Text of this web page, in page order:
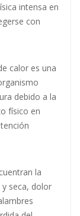
intensa en
con
calor es una
debido a la
físico en
la
seca, dolor